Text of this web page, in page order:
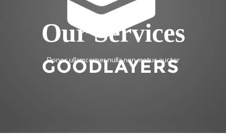
Our Services
Donec ullamcorper nulla non metus auctor